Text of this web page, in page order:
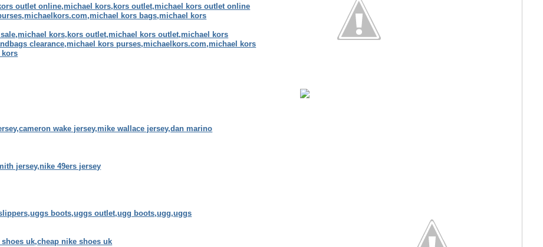
outlet online,michael kors,kors outlet,michael kors outlet online
kors bags,michael kors
kors,kors outlet,michael kors outlet,michael kors
clearance,michael kors purses,michaelkors.com,michael kors
kors
wake jersey,mike wallace jersey,dan marino
jersey,nike 49ers jersey
boots,uggs outlet,ugg boots,ugg,uggs
uk,cheap nike shoes uk